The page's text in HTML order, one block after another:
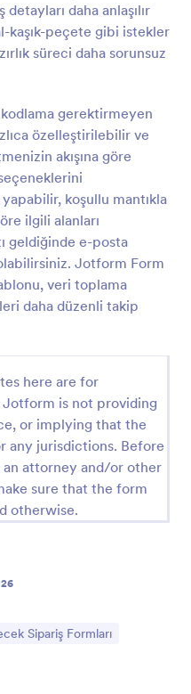
detayları daha anlaşılır
kaşık-peçete gibi istekler
süreci daha sorunsuz
gerektirmeyen
özelleştirilebilir ve
akışına göre
koşullu mantıkla
ilgili alanları
geldiğinde e-posta
Jotform Form
veri toplama
daha düzenli takip
here are for
is not providing
or implying that the
any jurisdictions. Before
attorney and/or other
sure that the form
otherwise.
Sipariş Formları
ilgili bilgileri
Kuryeler, teslim
kaydetmesi gereken
Form
kolayca
renk ve yazı tipi
logonuzu veya arka
da şirketinizin logosunu
yanıtları doğrudan
depolama
ücretsiz
yanıtları analiz
birini